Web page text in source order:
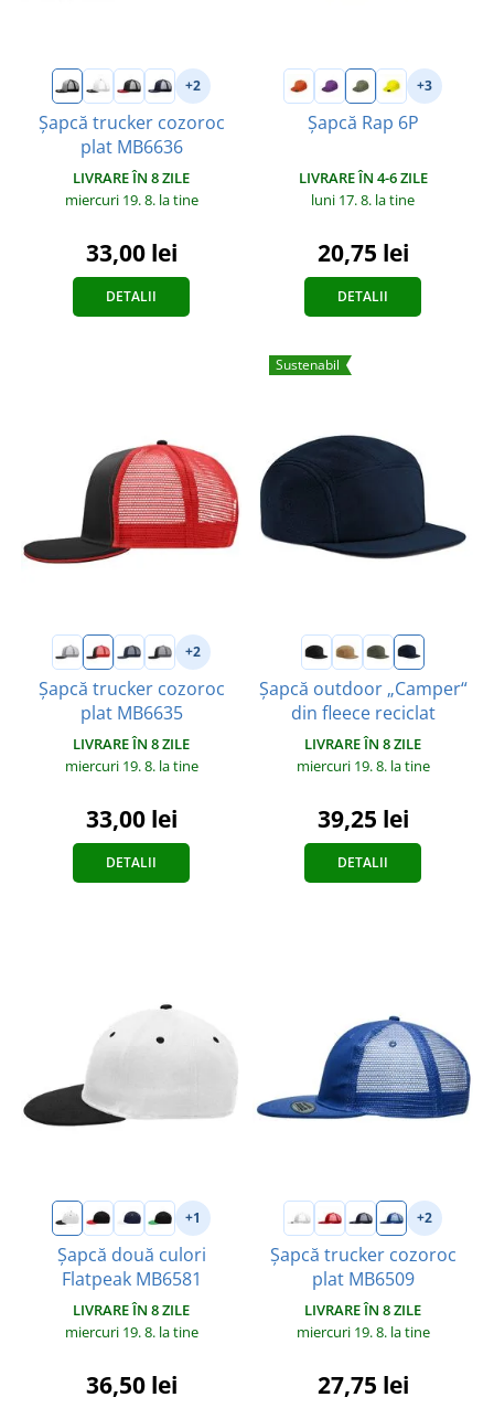
+2
Șapcă trucker cozoroc
plat MB6636
LIVRARE ÎN 8 ZILE
miercuri 19. 8. la tine
33,00 lei
DETALII
+3
Șapcă Rap 6P
LIVRARE ÎN 4-6 ZILE
luni 17. 8. la tine
20,75 lei
DETALII
+2
Șapcă trucker cozoroc
plat MB6635
LIVRARE ÎN 8 ZILE
miercuri 19. 8. la tine
33,00 lei
DETALII
Sustenabil
Șapcă outdoor „Camper“
din fleece reciclat
LIVRARE ÎN 8 ZILE
miercuri 19. 8. la tine
39,25 lei
DETALII
+1
Șapcă două culori
Flatpeak MB6581
LIVRARE ÎN 8 ZILE
miercuri 19. 8. la tine
36,50 lei
+2
Șapcă trucker cozoroc
plat MB6509
LIVRARE ÎN 8 ZILE
miercuri 19. 8. la tine
27,75 lei